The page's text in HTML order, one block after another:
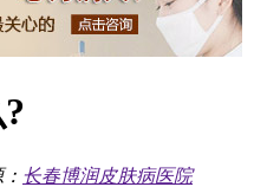
长春博润皮肤病医院